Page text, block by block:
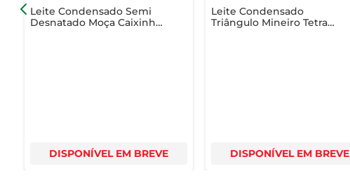
Leite Condensado Semi
Desnatado Moça Caixinha
DISPONÍVEL EM BREVE
Leite Condensado
Triângulo Mineiro Tetra
DISPONÍVEL EM BREVE